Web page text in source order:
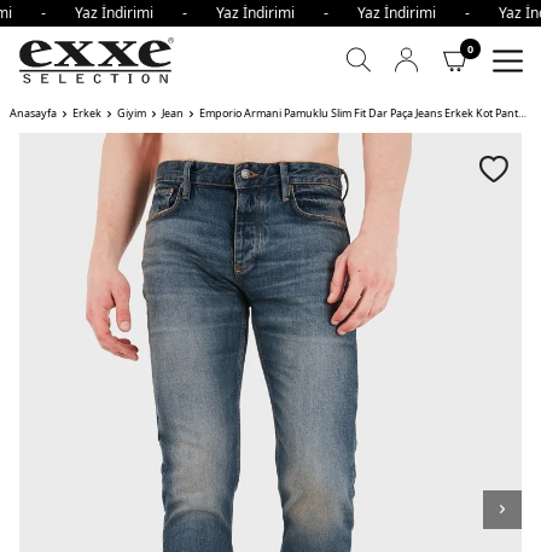
- Yaz İndirimi - Yaz İndirimi - Yaz İndirimi -
0
Anasayfa Erkek Giyim Jean Emporio Armani Pamuklu Slim Fit Dar Paça Jeans Erkek Kot Pantolon